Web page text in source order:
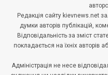
Редакція сайту kievnews.net
думки авторів публікацій,
Відповідальність за зміст
покладається на їхніх авторів
Адміністрація не несе